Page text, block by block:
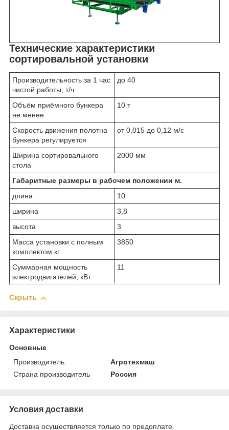
Технические характеристики
сортировальной установки
Производительность за 1 час
чистой работы, т/ч
до 40
Объём приёмного бункера
не менее
10 т
Скорость движения полотна
бункера регулируется
от 0,015 до 0,12 м/с
Ширина сортировального
стола
2000 мм
Габаритные размеры в рабочем положении м.
длина
10
ширина
3,8
высота
3
Масса установки с полным
комплектом кг.
3850
Суммарная мощность
электродвигателей, кВт
11
Скрыть
Характеристики
Основные
Производитель
Агротехмаш
Страна производитель
Россия
Условия доставки
Доставка осуществляется только по предоплате.